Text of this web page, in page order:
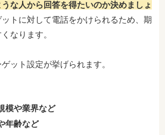
うな人から回答を得たいのか決めましょ
トに対して電話をかけられるため、期
なります。
ット設定が挙げられます。
模や業界など
年齢など